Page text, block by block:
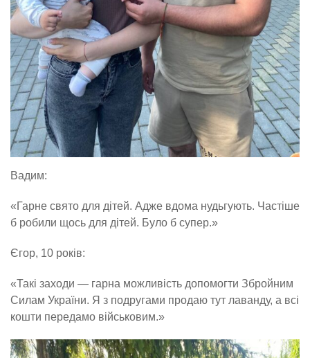
Вадим:
«Гарне свято для дітей. Адже вдома нудьгують. Частіше
б робили щось для дітей. Було б супер.»
Єгор, 10 років:
«Такі заходи — гарна можливість допомогти Збройним
Силам України. Я з подругами продаю тут лаванду, а всі
кошти передамо військовим.»